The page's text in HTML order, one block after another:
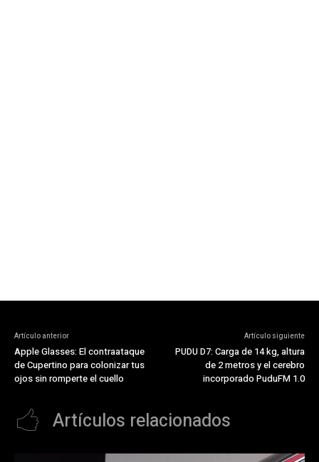
Artículo anterior
Apple Glasses: El contraataque
de Cupertino para colonizar tus
ojos sin romperte el cuello
Artículo siguiente
PUDU D7: Carga de 14 kg, altura
de 2 metros y el cerebro
incorporado PuduFM 1.0
Artículos relacionados